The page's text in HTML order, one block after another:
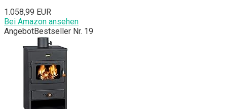
1.058,99 EUR
Bei Amazon ansehen
AngebotBestseller Nr. 19